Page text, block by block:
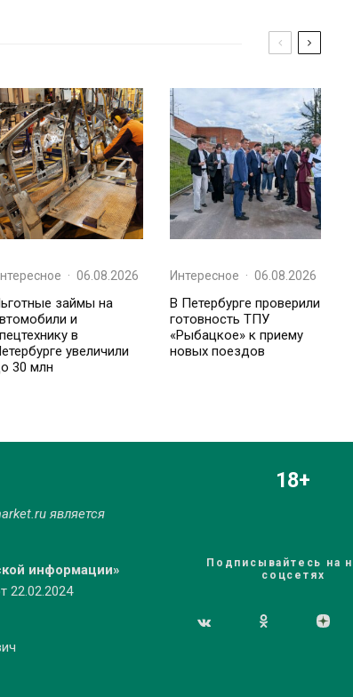
· 06.08.2026
займы на
и
в
увеличили
30 млн
Интересное · 06.08.2026
В Петербурге проверили
готовность ТПУ
«Рыбацкое» к приему
новых поездов
является
информации»
22.02.2024
18+
Подписывайтесь на
соцсетях